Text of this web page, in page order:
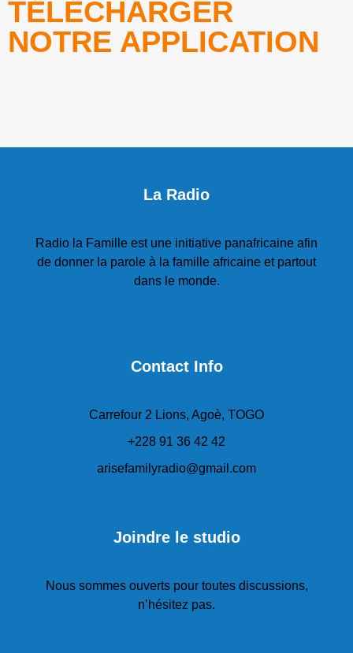
TÉLÉCHARGER
NOTRE APPLICATION
La Radio
Radio la Famille est une initiative panafricaine afin
de donner la parole à la famille africaine et partout
dans le monde.
Contact Info
Carrefour 2 Lions, Agoè, TOGO
+228 91 36 42 42
arisefamilyradio@gmail.com
Joindre le studio
Nous sommes ouverts pour toutes discussions,
n’hésitez pas.